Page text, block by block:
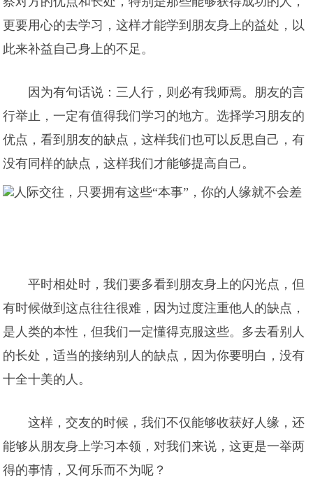
更要用心的去学习，这样才能学到朋友身上的益处，以
此来补益自己身上的不足。
因为有句话说：三人行，则必有我师焉。朋友的言
行举止，一定有值得我们学习的地方。选择学习朋友的
优点，看到朋友的缺点，这样我们也可以反思自己，有
没有同样的缺点，这样我们才能够提高自己。
平时相处时，我们要多看到朋友身上的闪光点，但
有时候做到这点往往很难，因为过度注重他人的缺点，
是人类的本性，但我们一定懂得克服这些。多去看别人
的长处，适当的接纳别人的缺点，因为你要明白，没有
十全十美的人。
这样，交友的时候，我们不仅能够收获好人缘，还
能够从朋友身上学习本领，对我们来说，这更是一举两
得的事情，又何乐而不为呢？